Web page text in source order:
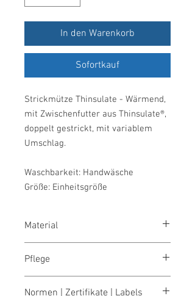
In den Warenkorb
Sofortkauf
Strickmütze Thinsulate - Wärmend,
mit Zwischenfutter aus Thinsulate®,
doppelt gestrickt, mit variablem
Umschlag.
Waschbarkeit: Handwäsche
Größe: Einheitsgröße
Material
Pflege
Normen | Zertifikate | Labels